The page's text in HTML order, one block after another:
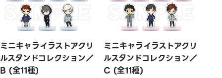
ミニキャライラストアクリ
ルスタンドコレクション／
B (全11種)
ミニキャライラストアクリ
ルスタンドコレクション／
C (全11種)